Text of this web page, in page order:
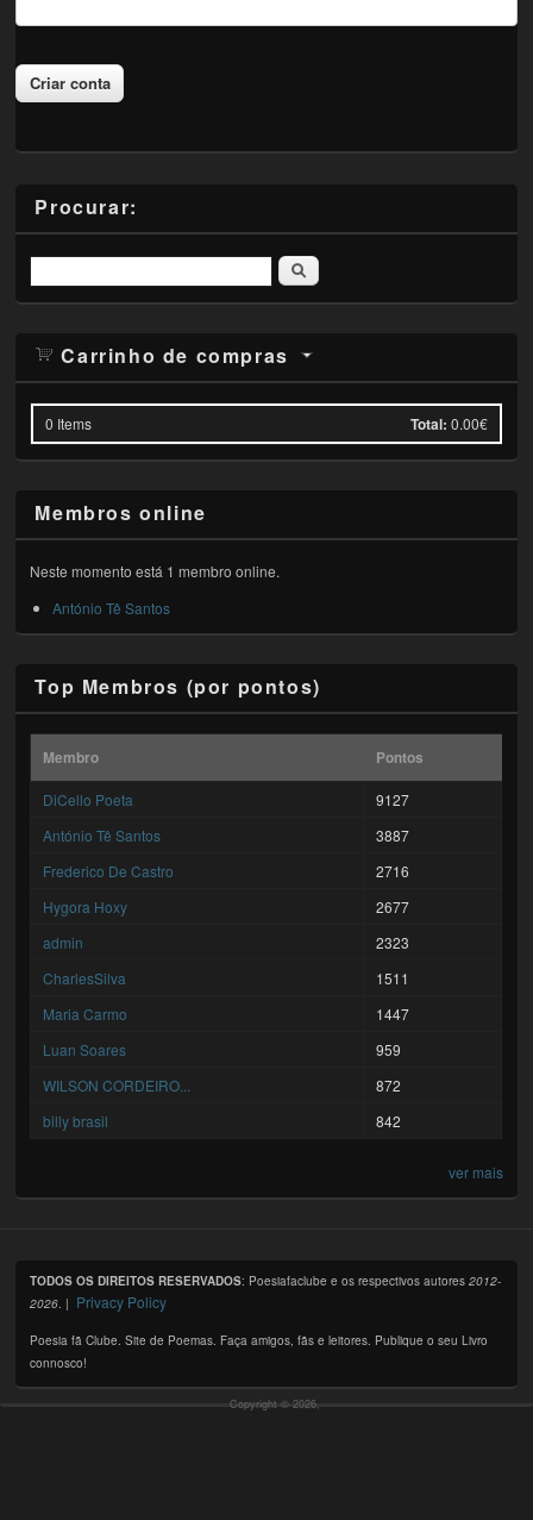
Procurar:
Pesquisar
Carrinho de compras
0 Items Total: 0.00€
Membros online
Neste momento está 1 membro online.
António Tê Santos
Top Membros (por pontos)
Membro Pontos
DiCello Poeta
9127
António Tê Santos
3887
Frederico De Castro
2716
Hygora Hoxy
2677
admin
2323
CharlesSilva
1511
Maria Carmo
1447
Luan Soares
959
WILSON CORDEIRO...
872
billy brasil
842
ver mais
TODOS OS DIREITOS RESERVADOS: Poesiafaclube e os respectivos autores2012-
2026. | Privacy Policy
Poesia fã Clube. Site de Poemas. Faça amigos, fãs e leitores. Publique o seu Livro
connosco!
Copyright © 2026,